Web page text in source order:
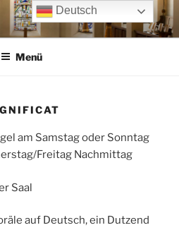
Menü
am Samstag oder Sonntag
Freitag Nachmittag
Saal
auf Deutsch, ein Dutzend
Deutsch